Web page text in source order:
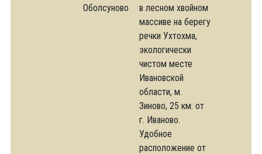
Оболсуново
в лесном хвойном
массиве на берегу
речки Ухтохма,
экологически
чистом месте
Ивановской
области, м.
Зиново, 25 км. от
г. Иваново.
Удобное
расположение от